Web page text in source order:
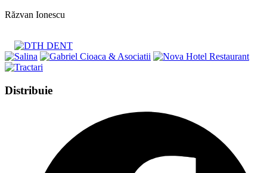
Răzvan Ionescu
DistribuieShare
window